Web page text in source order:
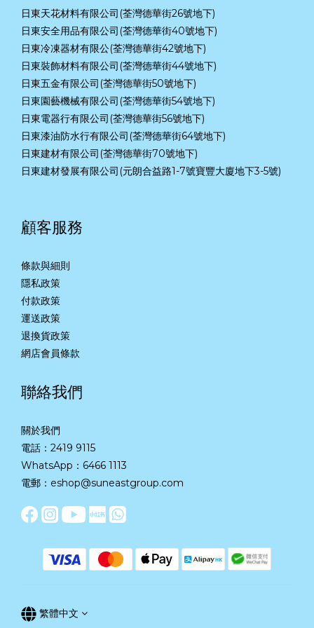
日東天花材料有限公司(荃灣德華街26號地下)
日東安全用品有限公司(荃灣德華街40號地下)
日東冷凍器材有限公(荃灣德華街42號地下)
日東裝飾材料有限公司(荃灣德華街44號地下)
日東五金有限公司(荃灣德華街50號地下)
日東園藝機械有限公司(荃灣德華街54號地下)
日東電器行有限公司(荃灣德華街56號地下)
日東漆油防水行有限公司(荃灣德華街64號地下)
日東建材有限公司(荃灣德華街70號地下)
日東建材發展有限公司(元朗合益路1-7號寶豐大廈地下3-5號)
顧客服務
條款與細則
隱私政策
付款政策
運送政策
退換貨政策
網店會員條款
聯絡我們
關於我們
電話：2419 9115
WhatsApp： 6466 1113
電郵：eshop@suneastgroup.com
繁體中文